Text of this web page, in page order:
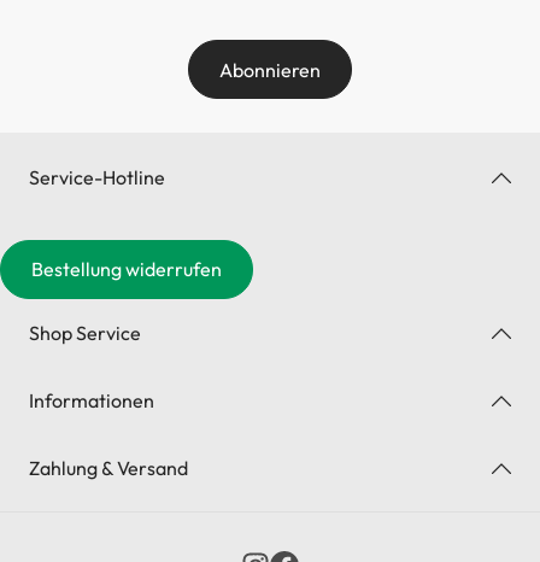
Abonnieren
Service-Hotline
Bestellung widerrufen
Shop Service
Informationen
Zahlung & Versand